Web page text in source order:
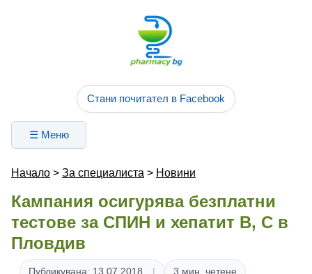
Стани почитател в Facebook
☰ Меню
Начало > За специалиста > Новини
Кампания осигурява безплатни
тестове за СПИН и хепатит В, С в
Пловдив
Публикувана: 13.07.2018
3 мин. четене